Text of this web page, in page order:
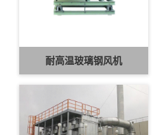
耐高温玻璃钢风机